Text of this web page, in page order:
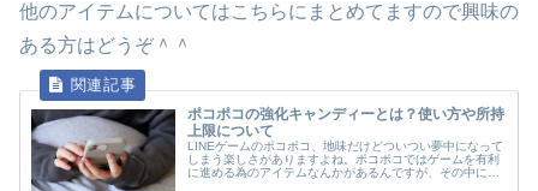
他のアイテムについてはこちらにまとめてますので興味の
ある方はどうぞ＾＾
ポコポコの強化キャンディーとは？使い方や所持
上限について
LINEゲームのポコポコ、地味だけどついつい夢中になって
しまう楽しさがありますよね。ポコポコではゲームを有利
に進める為のアイテムなんかがあるんですが、その中に強